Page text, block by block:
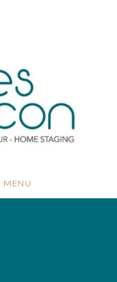
MENU